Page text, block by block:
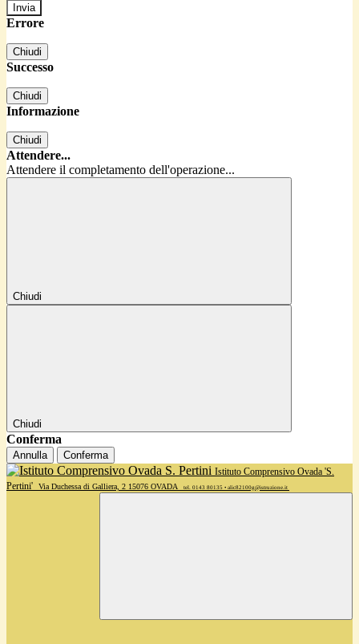
Errore
Chiudi
Successo
Chiudi
Informazione
Chiudi
Attendere...
Attendere il completamento dell'operazione...
Chiudi
Chiudi
Conferma
Annulla Conferma
Istituto Comprensivo Ovada 'S.
Pertini'
Via Duchessa di Galliera, 2 15076 OVADA tel. 0143 80135 • alic82100g@istruzione.it